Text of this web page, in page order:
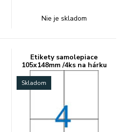
Nie je skladom
Etikety samolepiace
105x148mm /4ks na hárku
Skladom